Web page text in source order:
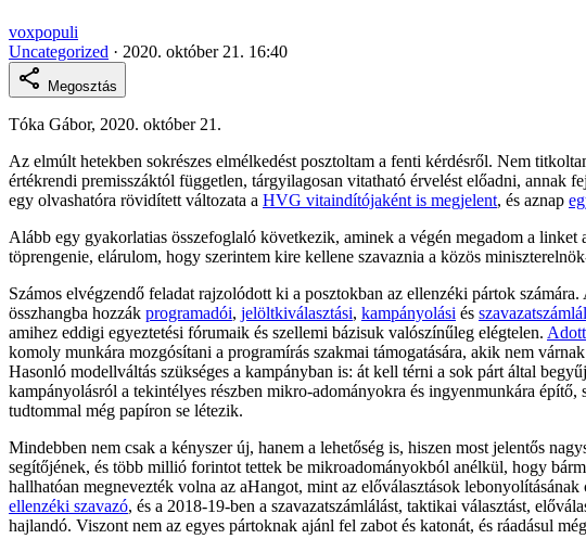
voxpopuli
Uncategorized · 2020. október 21. 16:40
Megosztás
Tóka Gábor, 2020. október 21.
Az elmúlt hetekben sokrészes elmélkedést posztoltam a fenti kérdésről. Nem
értékrendi premisszáktól független, tárgyilagosan vitatható érvelést előadni, annak
egy olvashatóra rövidített változata a HVG vitaindítójaként is megjelent, és aznap
Alább egy gyakorlatias összefoglaló következik, aminek a végén megadom a
töprengenie, elárulom, hogy szerintem kire kellene szavaznia a közös
Számos elvégzendő feladat rajzolódott ki a posztokban az ellenzéki pártok
összhangba hozzák programadói, jelöltkiválasztási, kampányolási és
amihez eddigi egyeztetési fórumaik és szellemi bázisuk valószínűleg elégtelen.
komoly munkára mozgósítani a programírás szakmai támogatására, akik nem
Hasonló modellváltás szükséges a kampányban is: át kell térni a sok párt által
kampányolásról a tekintélyes részben mikro-adományokra és ingyenmunkára
tudtommal még papíron se létezik.
Mindebben nem csak a kényszer új, hanem a lehetőség is, hiszen most jelentős
segítőjének, és több millió forintot tettek be mikroadományokból anélkül, hogy
hallhatóan megnevezték volna az aHangot, mint az előválasztások
ellenzéki szavazó, és a 2018-19-ben a szavazatszámlálást, taktikai választást,
hajlandó. Viszont nem az egyes pártoknak ajánl fel zabot és katonát, és ráadásul